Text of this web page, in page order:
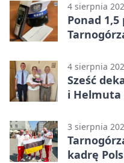
4 sierpnia
Ponad
4 sierpnia
Sześć
i Helmuta
3 sierpnia
kadrę